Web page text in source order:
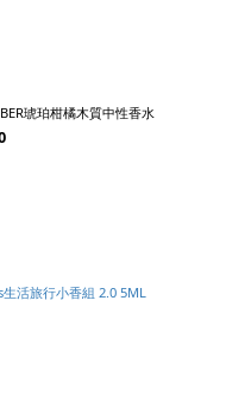
琥珀柑橘木質中性香水